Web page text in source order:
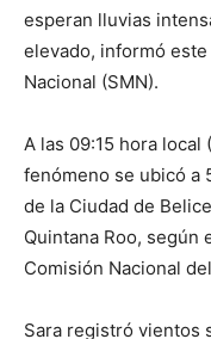
esperan lluvias
elevado, informó
Nacional (SMN).
A las 09:15 hora local
fenómeno se ubicó a
de la Ciudad de
Quintana Roo, según
Comisión Nacional
Sara registró vientos